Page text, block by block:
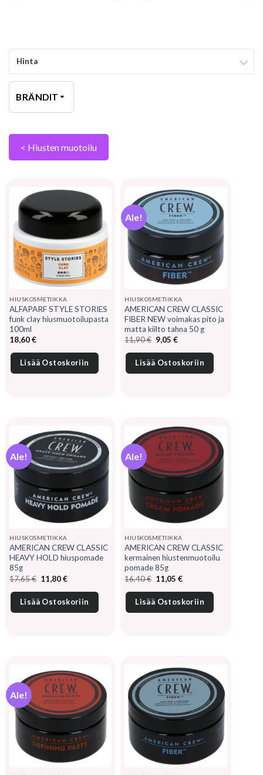
Hinta
BRÄNDIT
< Hiusten muotoilu
HIUSKOSMETIIKKA
ALFAPARF STYLE STORIES
funk clay hiusmuotoilupasta
100ml
18,60€
Lisää Ostoskoriin
Ale!
HIUSKOSMETIIKKA
AMERICAN CREW CLASSIC
FIBER NEW voimakas pito ja
matta kiilto tahna 50 g
11,90€ Alkuperäinen
hinta
oli:
11,90 €.
9,05€Nykyinen
on:
9,05 €.
Lisää Ostoskoriin
Ale!
HIUSKOSMETIIKKA
AMERICAN CREW CLASSIC
HEAVY HOLD hiuspomade
85g
17,65€ Alkuperäinen
hinta
oli:
17,65 €.
11,80€Nykyinen
on:
11,80 €.
Lisää Ostoskoriin
Ale!
HIUSKOSMETIIKKA
AMERICAN CREW CLASSIC
kermainen hiustenmuotoilu
pomade 85g
16,40€ Alkuperäinen
hinta
oli:
16,40 €.
11,05€Nykyinen
on:
11,05 €.
Lisää Ostoskoriin
Ale!